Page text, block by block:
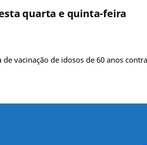
quarta e quinta-feira
vacinação de idosos de 60 anos